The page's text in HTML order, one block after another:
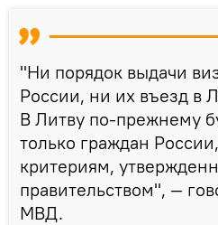
"Ни порядок выдачи
России, ни их въезд в
В Литву по-прежнему
только граждан
критериям,
правительством", —
МВД.